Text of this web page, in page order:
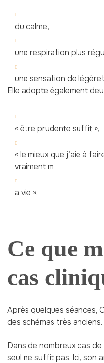
du calme,
une respiration plus
une sensation de
Elle adopte également
« être prudente suffit »,
« le mieux que j’aie à
vraiment m
a vie ».
Ce que
cas
Après quelques séances,
des schémas très anciens.
Dans de nombreux cas de
seul ne suffit pas. Ici, son